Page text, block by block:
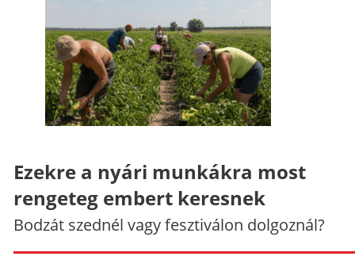
Ezekre a nyári munkákra most
rengeteg embert keresnek
Bodzát szednél vagy fesztiválon dolgoznál?